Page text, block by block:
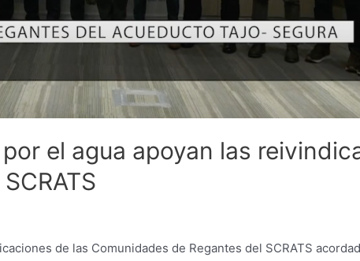
el agua apoyan las
de las Comunidades de Regantes del SCRATS